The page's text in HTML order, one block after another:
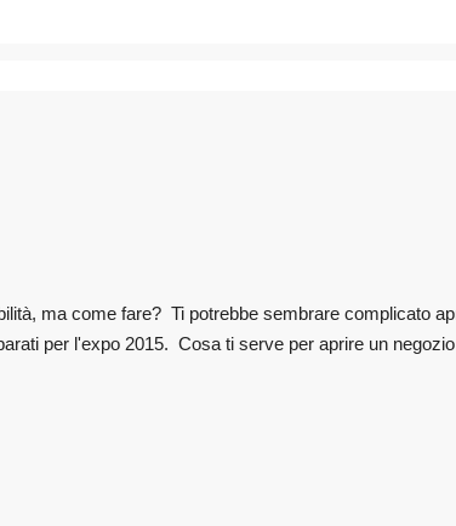
ma come fare? Ti potrebbe sembrare complicato
per l'expo 2015. Cosa ti serve per aprire un